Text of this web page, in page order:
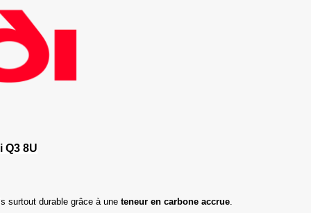
Q3 8U
surtout durable grâce à une teneur en carbone accrue.